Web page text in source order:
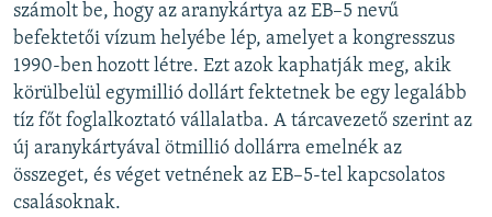
számolt be, hogy az aranykártya az EB–5 nevű
befektetői vízum helyébe lép, amelyet a kongresszus
1990-ben hozott létre. Ezt azok kaphatják meg, akik
körülbelül egymillió dollárt fektetnek be egy legalább
tíz főt foglalkoztató vállalatba. A tárcavezető szerint az
új aranykártyával ötmillió dollárra emelnék az
összeget, és véget vetnének az EB–5-tel kapcsolatos
csalásoknak.